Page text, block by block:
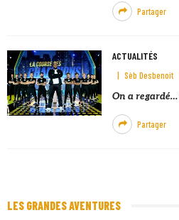
Partager
ACTUALITÉS
Sèb Desbenoit
On a regardé…
Partager
LES GRANDES AVENTURES